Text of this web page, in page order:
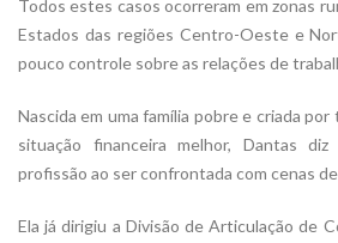
Todos estes casos ocorreram em zonas
Estados das regiões Centro-Oeste e
pouco controle sobre as relações de
Nascida em uma família pobre e criada
situação financeira melhor, Dantas
profissão ao ser confrontada com cenas
Ela já dirigiu a Divisão de Articulação de